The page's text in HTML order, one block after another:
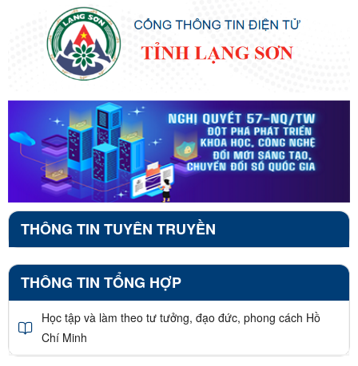
THÔNG TIN TUYÊN TRUYỀN
THÔNG TIN TỔNG HỢP
Học tập và làm theo tư tưởng, đạo đức, phong cách Hồ
Chí Minh